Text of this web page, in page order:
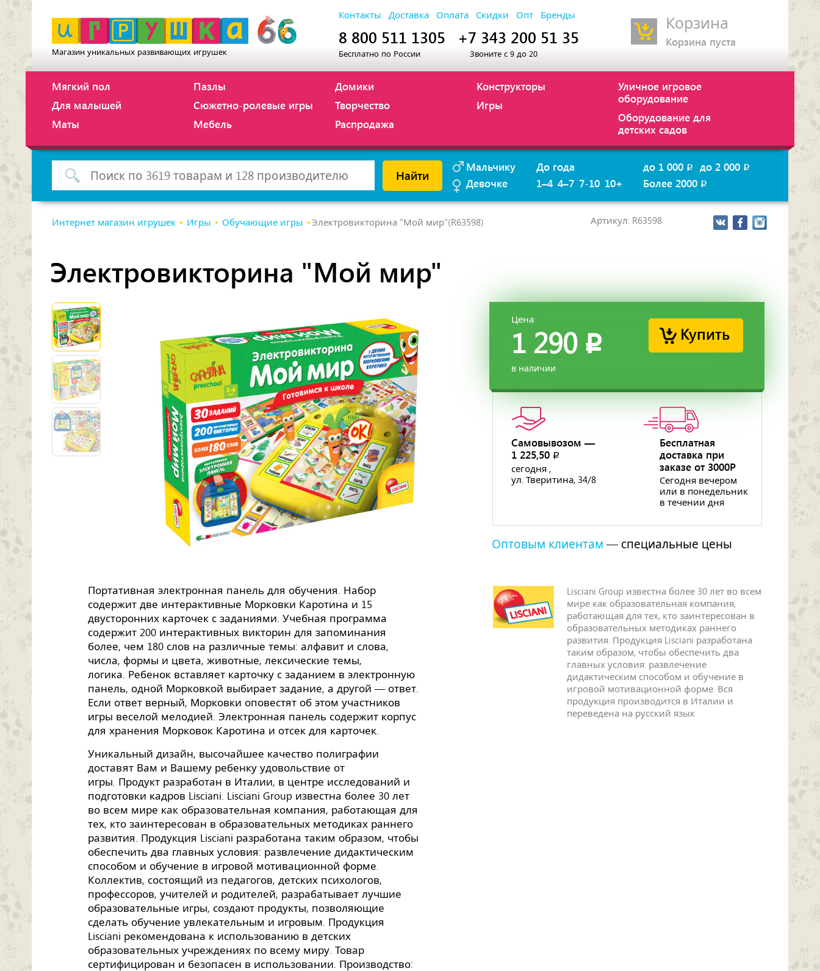
Корзина
Корзина пуста
Магазин уникальных развивающих игрушек
Контакты Доставка Оплата Скидки Опт Бренды
8 800 511 1305
Бесплатно по России
+7 343 200 51 35
Звоните с 9 до 20
Мягкий пол
Для малышей
Маты
Пазлы
Сюжетно-ролевые игры
Мебель
Домики
Творчество
Распродажа
Конструкторы
Игры
Уличное игровое
оборудование
Оборудование для
детских садов
Мальчику
Девочке
До года
1–4 4–7 7-10 10+
до 1 000 p до 2 000 p
Более 2000 p
Найти
Артикул: R63598
Интернет магазин игрушек Игры Обучающие игры Электровикторина "Мой мир"(R63598)
Электровикторина "Мой мир"
Купить
Цена
1 290 p
в наличии
Самовывозом —
1 225,50 p
сегодня ,
ул. Тверитина, 34/8
Бесплатная
доставка при
заказе от 3000Р
Сегодня вечером
или в понедельник
в течении дня
Оптовым клиентам — специальные цены
Портативная электронная панель для обучения. Набор
содержит две интерактивные Морковки Каротина и 15
двусторонних карточек с заданиями. Учебная программа
содержит 200 интерактивных викторин для запоминания
более, чем 180 слов на различные темы: алфавит и слова,
числа, формы и цвета, животные, лексические темы,
логика. Ребенок вставляет карточку с заданием в электронную
панель, одной Морковкой выбирает задание, а другой — ответ.
Если ответ верный, Морковки оповестят об этом участников
игры веселой мелодией. Электронная панель содержит корпус
для хранения Морковок Каротина и отсек для карточек.
Уникальный дизайн, высочайшее качество полиграфии
доставят Вам и Вашему ребенку удовольствие от
игры. Продукт разработан в Италии, в центре исследований и
подготовки кадров Lisciani. Lisciani Group известна более 30 лет
во всем мире как образовательная компания, работающая для
тех, кто заинтересован в образовательных методиках раннего
развития. Продукция Lisciani разработана таким образом, чтобы
обеспечить два главных условия: развлечение дидактическим
способом и обучение в игровой мотивационной форме.
Коллектив, состоящий из педагогов, детских психологов,
профессоров, учителей и родителей, разрабатывает лучшие
образовательные игры, создают продукты, позволяющие
сделать обучение увлекательным и игровым. Продукция
Lisciani рекомендована к использованию в детских
образовательных учреждениях по всему миру. Товар
сертифицирован и безопасен в использовании. Производство:
Lisciani Group известна более 30 лет во всем
мире как образовательная компания,
работающая для тех, кто заинтересован в
образовательных методиках раннего
развития. Продукция Lisciani разработана
таким образом, чтобы обеспечить два
главных условия: развлечение
дидактическим способом и обучение в
игровой мотивационной форме. Вся
продукция производится в Италии и
переведена на русский язык